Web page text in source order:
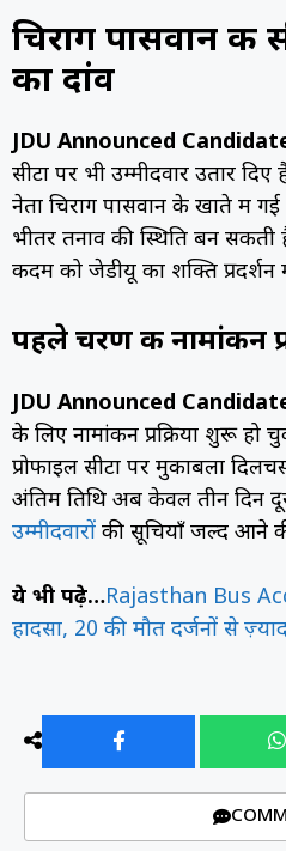
चिराग पासवान की
का दांव
JDU Announced
सीटों पर भी उम्मीदवार उतार
नेता चिराग पासवान के खाते में
भीतर तनाव की स्थिति बन
कदम को जेडीयू का शक्ति प्रदर्शन
पहले चरण की नामांकन
JDU Announced
के लिए नामांकन प्रक्रिया शुरू हो
प्रोफाइल सीटों पर मुकाबला
अंतिम तिथि अब केवल तीन दिन
उम्मीदवारों की सूचियाँ जल्द आने
ये भी पढ़े…Rajasthan Bus
हादसा, 20 की मौत दर्जनों से